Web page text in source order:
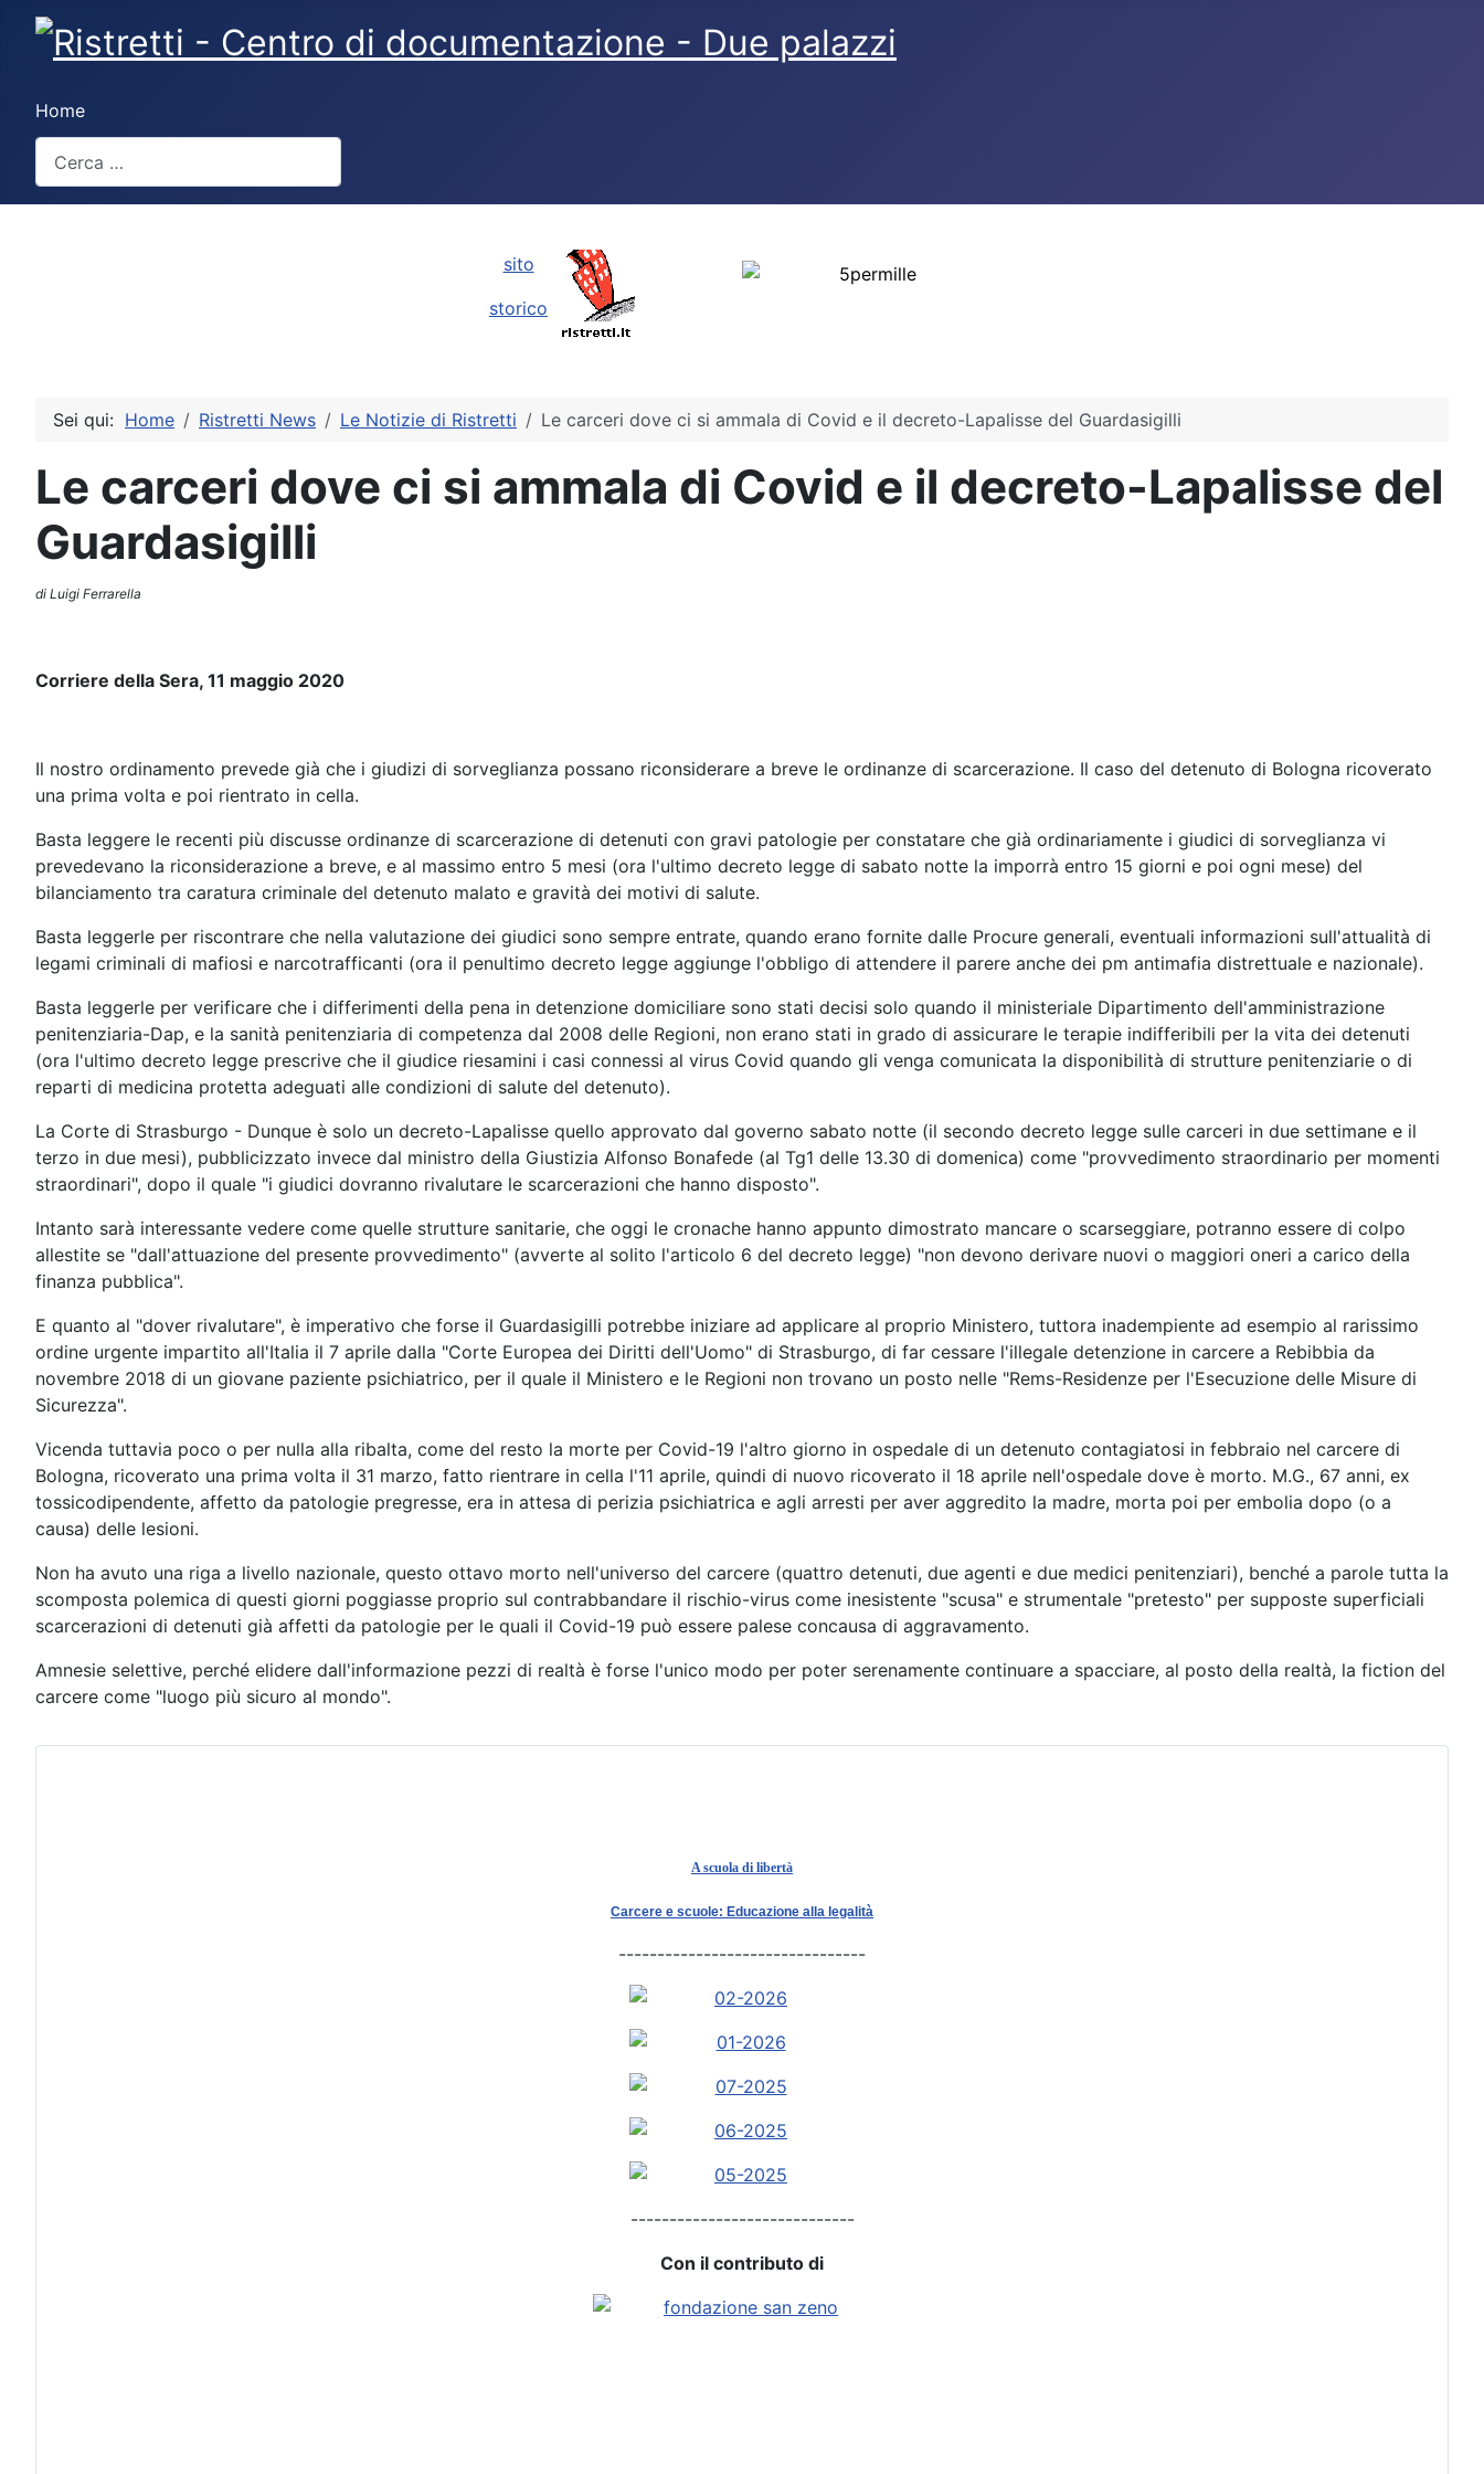
Home
sito
storico
Sei qui: Home Ristretti News Le Notizie di Ristretti Le carceri dove ci si ammala di Covid e il decreto-Lapalisse del Guardasigilli
Le carceri dove ci si ammala di Covid e il decreto-Lapalisse del
Guardasigilli
di Luigi Ferrarella
Corriere della Sera, 11 maggio 2020
Il nostro ordinamento prevede già che i giudizi di sorveglianza possano riconsiderare a breve le ordinanze di scarcerazione. Il caso del detenuto di Bologna ricoverato
una prima volta e poi rientrato in cella.
Basta leggere le recenti più discusse ordinanze di scarcerazione di detenuti con gravi patologie per constatare che già ordinariamente i giudici di sorveglianza vi
prevedevano la riconsiderazione a breve, e al massimo entro 5 mesi (ora l'ultimo decreto legge di sabato notte la imporrà entro 15 giorni e poi ogni mese) del
bilanciamento tra caratura criminale del detenuto malato e gravità dei motivi di salute.
Basta leggerle per riscontrare che nella valutazione dei giudici sono sempre entrate, quando erano fornite dalle Procure generali, eventuali informazioni sull'attualità di
legami criminali di mafiosi e narcotrafficanti (ora il penultimo decreto legge aggiunge l'obbligo di attendere il parere anche dei pm antimafia distrettuale e nazionale).
Basta leggerle per verificare che i differimenti della pena in detenzione domiciliare sono stati decisi solo quando il ministeriale Dipartimento dell'amministrazione
penitenziaria-Dap, e la sanità penitenziaria di competenza dal 2008 delle Regioni, non erano stati in grado di assicurare le terapie indifferibili per la vita dei detenuti
(ora l'ultimo decreto legge prescrive che il giudice riesamini i casi connessi al virus Covid quando gli venga comunicata la disponibilità di strutture penitenziarie o di
reparti di medicina protetta adeguati alle condizioni di salute del detenuto).
La Corte di Strasburgo - Dunque è solo un decreto-Lapalisse quello approvato dal governo sabato notte (il secondo decreto legge sulle carceri in due settimane e il
terzo in due mesi), pubblicizzato invece dal ministro della Giustizia Alfonso Bonafede (al Tg1 delle 13.30 di domenica) come "provvedimento straordinario per momenti
straordinari", dopo il quale "i giudici dovranno rivalutare le scarcerazioni che hanno disposto".
Intanto sarà interessante vedere come quelle strutture sanitarie, che oggi le cronache hanno appunto dimostrato mancare o scarseggiare, potranno essere di colpo
allestite se "dall'attuazione del presente provvedimento" (avverte al solito l'articolo 6 del decreto legge) "non devono derivare nuovi o maggiori oneri a carico della
finanza pubblica".
E quanto al "dover rivalutare", è imperativo che forse il Guardasigilli potrebbe iniziare ad applicare al proprio Ministero, tuttora inadempiente ad esempio al rarissimo
ordine urgente impartito all'Italia il 7 aprile dalla "Corte Europea dei Diritti dell'Uomo" di Strasburgo, di far cessare l'illegale detenzione in carcere a Rebibbia da
novembre 2018 di un giovane paziente psichiatrico, per il quale il Ministero e le Regioni non trovano un posto nelle "Rems-Residenze per l'Esecuzione delle Misure di
Sicurezza".
Vicenda tuttavia poco o per nulla alla ribalta, come del resto la morte per Covid-19 l'altro giorno in ospedale di un detenuto contagiatosi in febbraio nel carcere di
Bologna, ricoverato una prima volta il 31 marzo, fatto rientrare in cella l'11 aprile, quindi di nuovo ricoverato il 18 aprile nell'ospedale dove è morto. M.G., 67 anni, ex
tossicodipendente, affetto da patologie pregresse, era in attesa di perizia psichiatrica e agli arresti per aver aggredito la madre, morta poi per embolia dopo (o a
causa) delle lesioni.
Non ha avuto una riga a livello nazionale, questo ottavo morto nell'universo del carcere (quattro detenuti, due agenti e due medici penitenziari), benché a parole tutta la
scomposta polemica di questi giorni poggiasse proprio sul contrabbandare il rischio-virus come inesistente "scusa" e strumentale "pretesto" per supposte superficiali
scarcerazioni di detenuti già affetti da patologie per le quali il Covid-19 può essere palese concausa di aggravamento.
Amnesie selettive, perché elidere dall'informazione pezzi di realtà è forse l'unico modo per poter serenamente continuare a spacciare, al posto della realtà, la fiction del
carcere come "luogo più sicuro al mondo".
A scuola di libertà
Carcere e scuole: Educazione alla legalità
--------------------------------
-----------------------------
Con il contributo di